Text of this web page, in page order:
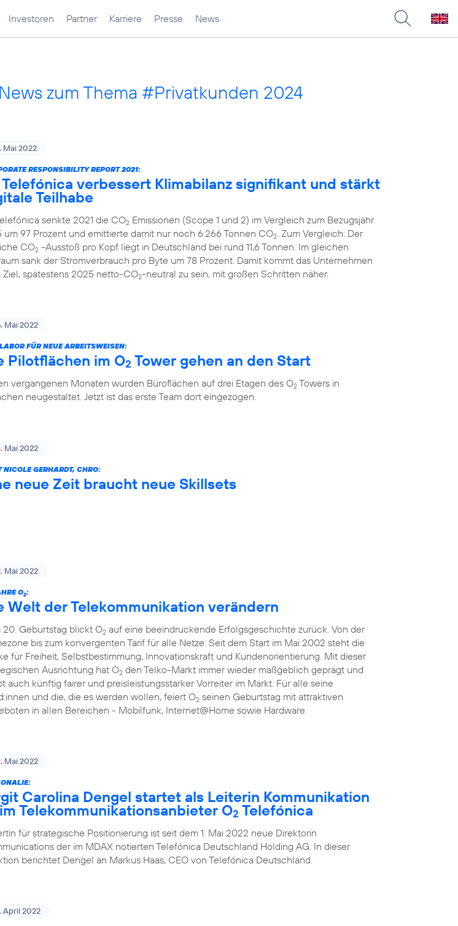
Investoren Partner Karriere Presse News
zum Thema #Privatkunden 2024
Mai 2022
RESPONSIBILITY REPORT 2021:
Telefónica verbessert Klimabilanz signifikant und stärkt
Teilhabe
senkte 2021 die CO2 Emissionen (Scope 1 und 2) im Vergleich zum Bezugsjahr
um 97 Prozent und emittierte damit nur noch 6.266 Tonnen CO2. Zum Vergleich: Der
CO2 -Ausstoß pro Kopf liegt in Deutschland bei rund 11,6 Tonnen. Im gleichen
sank der Stromverbrauch pro Byte um 78 Prozent. Damit kommt das Unternehmen
Ziel, spätestens 2025 netto-CO2-neutral zu sein, mit großen Schritten näher.
Mai 2022
FÜR NEUE ARBEITSWEISEN:
Pilotflächen im O2 Tower gehen an den Start
vergangenen Monaten wurden Büroflächen auf drei Etagen des O2 Towers in
neugestaltet. Jetzt ist das erste Team dort eingezogen.
Mai 2022
NICOLE GERHARDT, CHRO:
neue Zeit braucht neue Skillsets
Mai 2022
O2:
Welt der Telekommunikation verändern
20. Geburtstag blickt O2 auf eine beeindruckende Erfolgsgeschichte zurück. Von der
bis zum konvergenten Tarif für alle Netze: Seit dem Start im Mai 2002 steht die
für Freiheit, Selbstbestimmung, Innovationskraft und Kundenorientierung. Mit dieser
Ausrichtung hat O2 den Telko-Markt immer wieder maßgeblich geprägt und
auch künftig fairer und preisleistungsstarker Vorreiter im Markt. Für alle seine
und die, die es werden wollen, feiert O2 seinen Geburtstag mit attraktiven
in allen Bereichen - Mobilfunk, Internet@Home sowie Hardware.
Mai 2022
Carolina Dengel startet als Leiterin Kommunikation
Telekommunikationsanbieter O2 Telefónica
für strategische Positionierung ist seit dem 1. Mai 2022 neue Direktorin
der im MDAX notierten Telefónica Deutschland Holding AG. In dieser
berichtet Dengel an Markus Haas, CEO von Telefónica Deutschland.
April 2022